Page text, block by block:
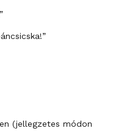
(jellegzetes módon